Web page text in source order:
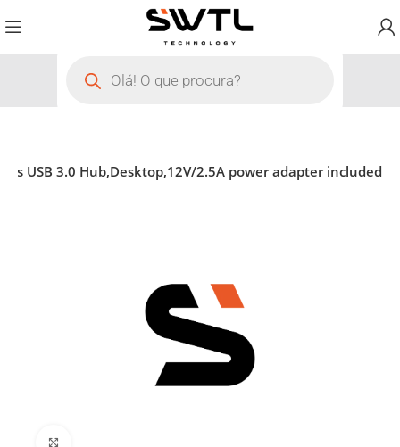
USB 3.0 Hub,Desktop,12V/2.5A power adapter included